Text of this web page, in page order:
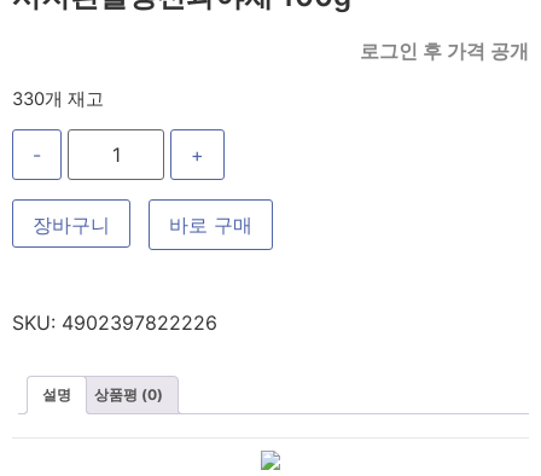
로그인 후 가격 공개
330개 재고
- +
장바구니 바로 구매
SKU: 4902397822226
설명 상품평 (0)